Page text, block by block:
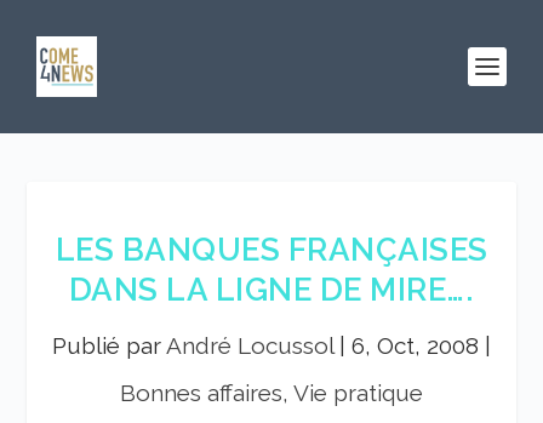
LES BANQUES FRANÇAISES
DANS LA LIGNE DE MIRE….
Publié parAndré Locussol| 6, Oct, 2008
Bonnes affaires, Vie pratique